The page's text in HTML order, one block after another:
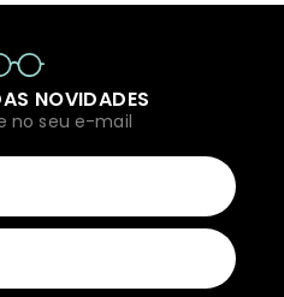
NOVIDADES
no seu e-mail